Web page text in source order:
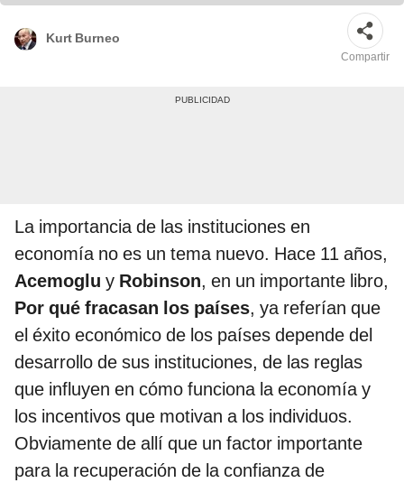
Kurt Burneo
Compartir
La importancia de las instituciones en
economía no es un tema nuevo. Hace 11 años,
Acemoglu y Robinson, en un importante libro,
Por qué fracasan los países, ya referían que
el éxito económico de los países depende del
desarrollo de sus instituciones, de las reglas
que influyen en cómo funciona la economía y
los incentivos que motivan a los individuos.
Obviamente de allí que un factor importante
para la recuperación de la confianza de